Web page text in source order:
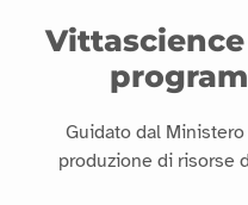
Guidato dal
produzione di risorse